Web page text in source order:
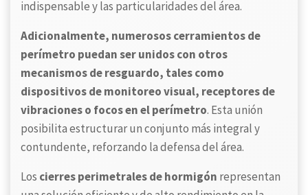
indispensable y las particularidades del área.
Adicionalmente, numerosos cerramientos de
perímetro puedan ser unidos con otros
mecanismos de resguardo, tales como
dispositivos de monitoreo visual, receptores de
vibraciones o focos en el perímetro. Esta unión
posibilita estructurar un conjunto más integral y
contundente, reforzando la defensa del área.
Los cierres perimetrales de hormigón representan